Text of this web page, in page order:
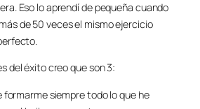
Eso lo aprendí de pequeña cuando
de 50 veces el mismo ejercicio
del éxito creo que son 3:
formarme siempre todo lo que he